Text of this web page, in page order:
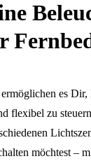
es Dir,
flexibel zu
möchtest –